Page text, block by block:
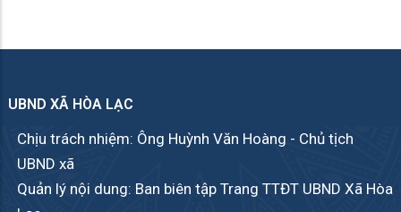
UBND XÃ HÒA LẠC
Chịu trách nhiệm: Ông Huỳnh Văn Hoàng - Chủ tịch
UBND xã
Quản lý nội dung: Ban biên tập Trang TTĐT UBND Xã Hòa